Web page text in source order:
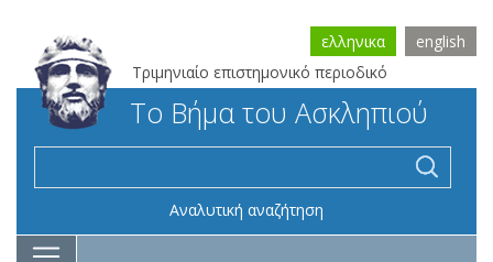
Τριμηνιαίο επιστημονικό περιοδικό
ελληνικα english
Το Βήμα του Ασκληπιού
Αναλυτική αναζήτηση